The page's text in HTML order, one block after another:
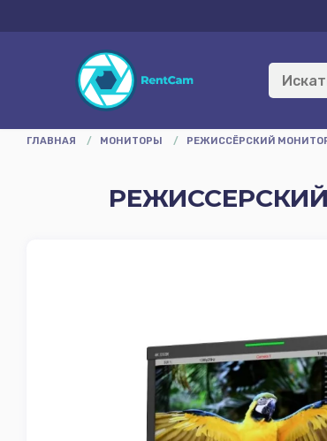
ГЛАВНАЯ / МОНИТОРЫ / РЕЖИССЁРСКИЙ
РЕЖИССЕРСКИЙ